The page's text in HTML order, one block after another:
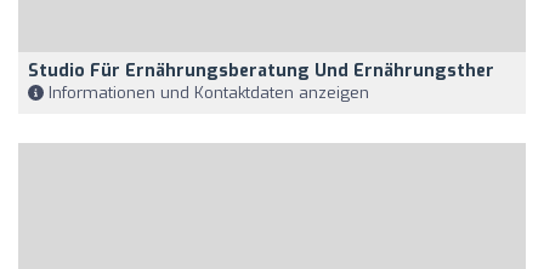
Studio Für Ernährungsberatung Und Ernährungsther
Informationen und Kontaktdaten anzeigen